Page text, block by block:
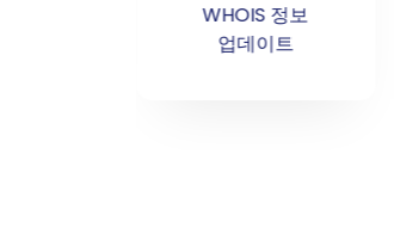
WHOIS 정보
업데이트